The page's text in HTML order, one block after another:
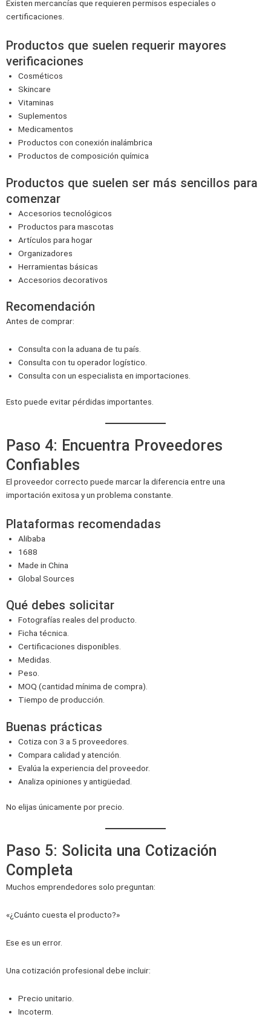
Existen mercancías que requieren permisos especiales o
certificaciones.
Productos que suelen requerir mayores
verificaciones
Cosméticos
Skincare
Vitaminas
Suplementos
Medicamentos
Productos con conexión inalámbrica
Productos de composición química
Productos que suelen ser más sencillos para
comenzar
Accesorios tecnológicos
Productos para mascotas
Artículos para hogar
Organizadores
Herramientas básicas
Accesorios decorativos
Recomendación
Antes de comprar:
Consulta con la aduana de tu país.
Consulta con tu operador logístico.
Consulta con un especialista en importaciones.
Esto puede evitar pérdidas importantes.
Paso 4: Encuentra Proveedores
Confiables
El proveedor correcto puede marcar la diferencia entre una
importación exitosa y un problema constante.
Plataformas recomendadas
Alibaba
1688
Made in China
Global Sources
Qué debes solicitar
Fotografías reales del producto.
Ficha técnica.
Certificaciones disponibles.
Medidas.
Peso.
MOQ (cantidad mínima de compra).
Tiempo de producción.
Buenas prácticas
Cotiza con 3 a 5 proveedores.
Compara calidad y atención.
Evalúa la experiencia del proveedor.
Analiza opiniones y antigüedad.
No elijas únicamente por precio.
Paso 5: Solicita una Cotización
Completa
Muchos emprendedores solo preguntan:
«¿Cuánto cuesta el producto?»
Ese es un error.
Una cotización profesional debe incluir:
Precio unitario.
Incoterm.